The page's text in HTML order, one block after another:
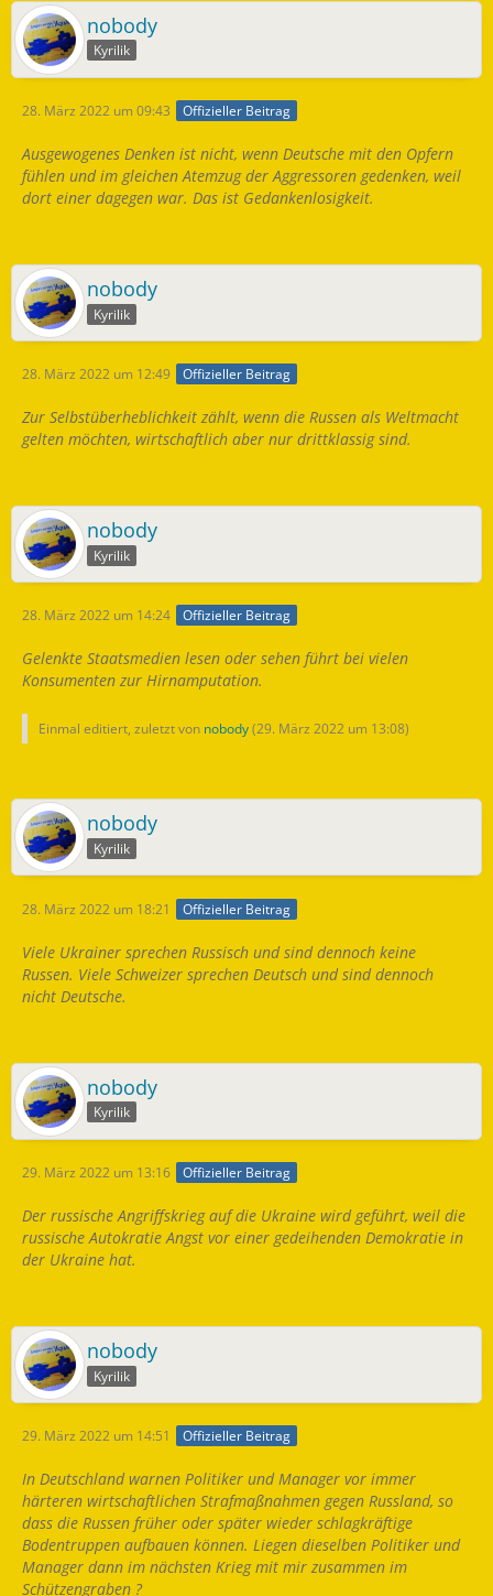
nobody
Kyrilik
28. März 2022 um 09:43 Offizieller Beitrag
Ausgewogenes Denken ist nicht, wenn Deutsche mit den Opfern
fühlen und im gleichen Atemzug der Aggressoren gedenken, weil
dort einer dagegen war. Das ist Gedankenlosigkeit.
nobody
Kyrilik
28. März 2022 um 12:49 Offizieller Beitrag
Zur Selbstüberheblichkeit zählt, wenn die Russen als Weltmacht
gelten möchten, wirtschaftlich aber nur drittklassig sind.
nobody
Kyrilik
28. März 2022 um 14:24 Offizieller Beitrag
Gelenkte Staatsmedien lesen oder sehen führt bei vielen
Konsumenten zur Hirnamputation.
Einmal editiert, zuletzt von nobody(29. März 2022 um 13:08)
nobody
Kyrilik
28. März 2022 um 18:21 Offizieller Beitrag
Viele Ukrainer sprechen Russisch und sind dennoch keine
Russen. Viele Schweizer sprechen Deutsch und sind dennoch
nicht Deutsche.
nobody
Kyrilik
29. März 2022 um 13:16 Offizieller Beitrag
Der russische Angriffskrieg auf die Ukraine wird geführt, weil die
russische Autokratie Angst vor einer gedeihenden Demokratie in
der Ukraine hat.
nobody
Kyrilik
29. März 2022 um 14:51 Offizieller Beitrag
In Deutschland warnen Politiker und Manager vor immer
härteren wirtschaftlichen Strafmaßnahmen gegen Russland, so
dass die Russen früher oder später wieder schlagkräftige
Bodentruppen aufbauen können. Liegen dieselben Politiker und
Manager dann im nächsten Krieg mit mir zusammen im
Schützengraben ?